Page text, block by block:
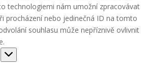
technologiemi nám umožní zpracovávat
procházení nebo jedinečná ID na tomto
souhlasu může nepříznivě ovlivnit